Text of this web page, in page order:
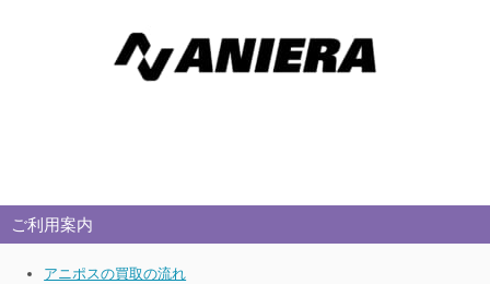
ご利用案内
アニポスの買取の流れ